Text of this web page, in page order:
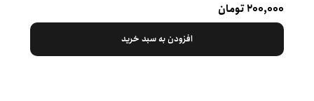
۲۰۰,۰۰۰ تومان
افزودن به سبد خرید